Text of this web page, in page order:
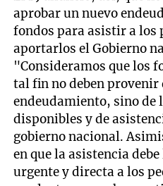
aprobar un nuevo
fondos para asistir a los
aportarlos el Gobierno
"Consideramos que los
tal fin no deben provenir
endeudamiento, sino de
disponibles y de
gobierno nacional.
en que la asistencia
urgente y directa a los